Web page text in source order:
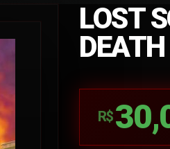
LOST
DEATH
R$